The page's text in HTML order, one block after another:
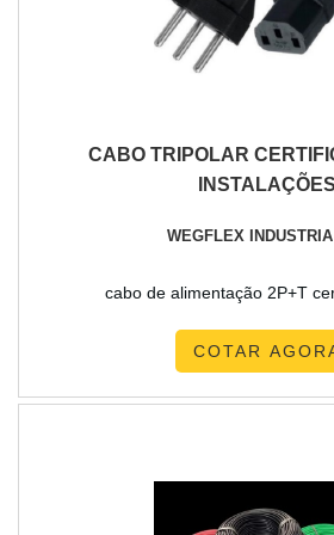
empresa que tenha produtos e
e assertividade, pequenos detalhes,
para saber a procedência e
cuidado ajuda a garantir a
materiais, além de evitar
adequadamente. Assim, é
ter se tornado destaque quando
empresa que entrega confiança e
Alguns desses motivos são:
Profissionais com vasta
demandas; Comprometimento
EMPRESA MAIS QUALIFICADA DO
CABO TRIPOLAR
INSTALAÇÕES
WEGFLEX INDUSTRIA
cabo de alimentação 2P+T
COTAR